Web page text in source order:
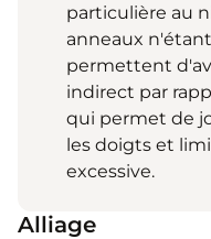
particulière au
anneaux
permettent
indirect par
qui permet de
les doigts et
excessive.
Alliage